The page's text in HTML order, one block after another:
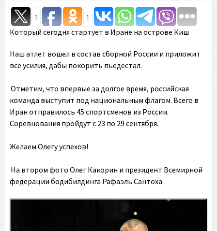
1 1
Который сегодня стартует в Иране на острове Киш
Наш атлет вошел в состав сборной России и приложит
все усилия, дабы покорить пьедестал.
Отметим, что впервые за долгое время, российская
команда выступит под национальным флагом. Всего в
Иран отправилось 45 спортсменов из России.
Соревнования пройдут с 23 по 29 сентября.
Желаем Олегу успехов!
На втором фото Олег Какорин и президент Всемирной
федерации бодибилдинга Рафаэль Сантоха